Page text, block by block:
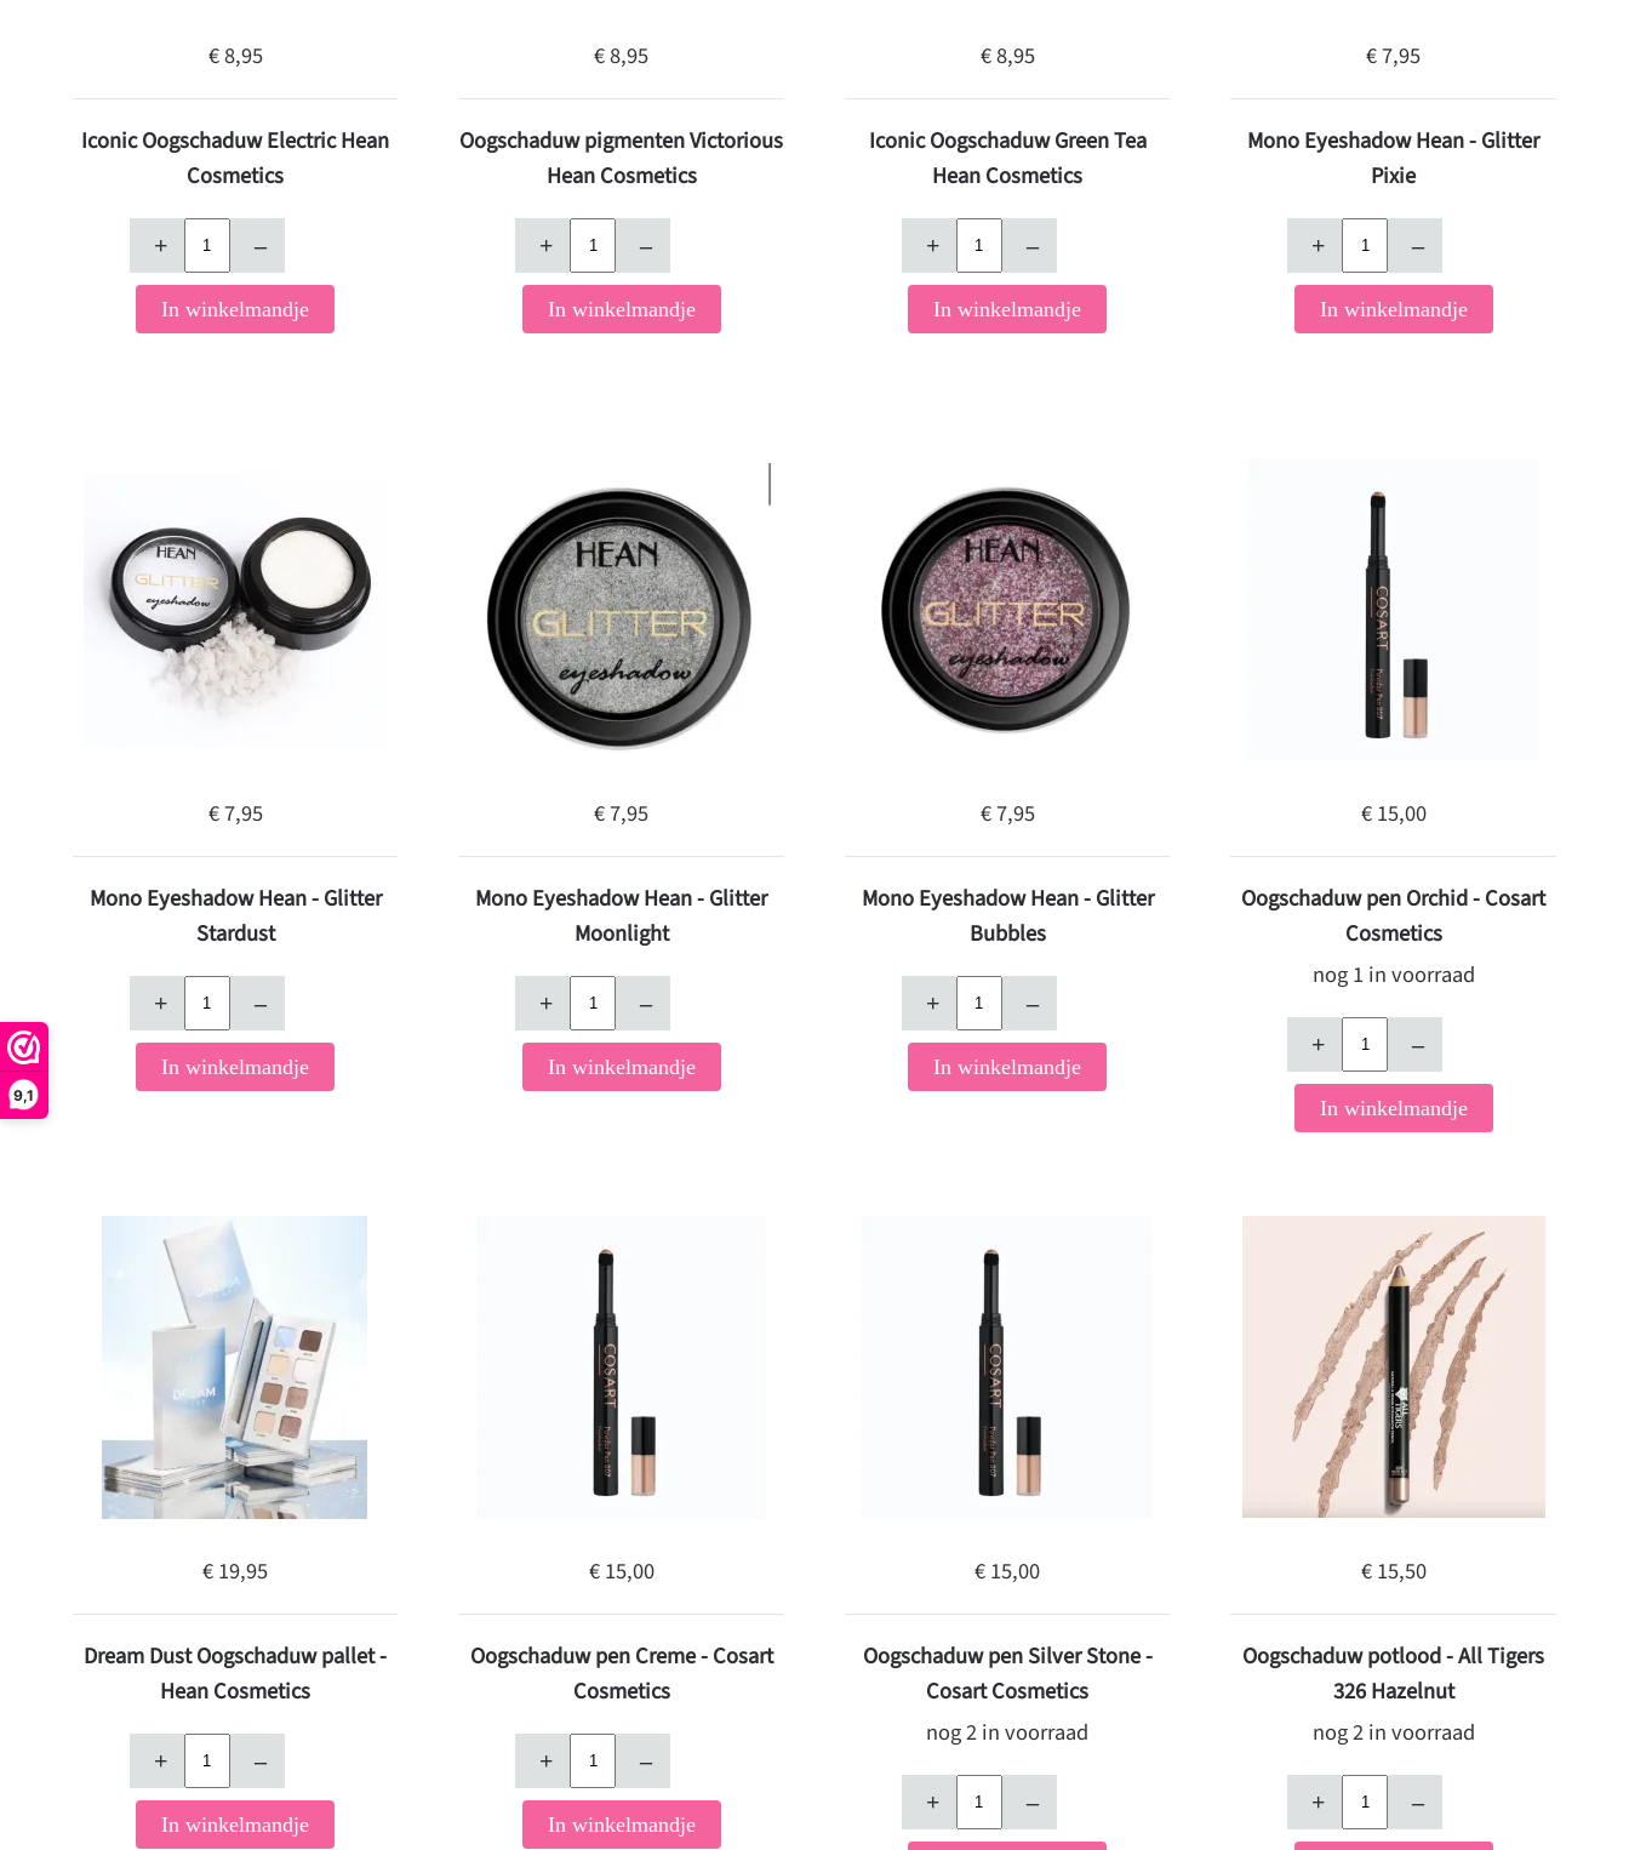
9,1
€ 8,95
Iconic Oogschaduw Electric Hean
Cosmetics
+ –
In winkelmandje
€ 8,95
Oogschaduw pigmenten Victorious
Hean Cosmetics
+ –
In winkelmandje
€ 8,95
Iconic Oogschaduw Green Tea
Hean Cosmetics
+ –
In winkelmandje
€ 7,95
Mono Eyeshadow Hean - Glitter
Pixie
+ –
In winkelmandje
€ 7,95
Mono Eyeshadow Hean - Glitter
Stardust
+ –
In winkelmandje
€ 7,95
Mono Eyeshadow Hean - Glitter
Moonlight
+ –
In winkelmandje
€ 7,95
Mono Eyeshadow Hean - Glitter
Bubbles
+ –
In winkelmandje
€ 15,00
Oogschaduw pen Orchid - Cosart
Cosmetics
nog 1 in voorraad
+ –
In winkelmandje
€ 19,95
Dream Dust Oogschaduw pallet -
Hean Cosmetics
+ –
In winkelmandje
€ 15,00
Oogschaduw pen Creme - Cosart
Cosmetics
+ –
In winkelmandje
€ 15,00
Oogschaduw pen Silver Stone -
Cosart Cosmetics
nog 2 in voorraad
+ –
€ 15,50
Oogschaduw potlood - All Tigers
326 Hazelnut
nog 2 in voorraad
+ –